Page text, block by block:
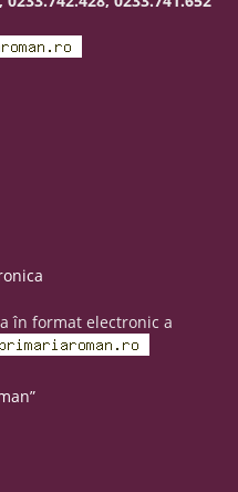
în format electronic a